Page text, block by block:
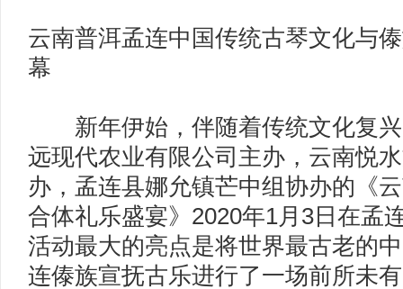
云南普洱孟连中国传统古琴文化与
幕
新年伊始，伴随着传统文化复兴
远现代农业有限公司主办，云南悦
办，孟连县娜允镇芒中组协办的《
合体礼乐盛宴》2020年1月3日在孟
活动最大的亮点是将世界最古老的
连傣族宣抚古乐进行了一场前所未